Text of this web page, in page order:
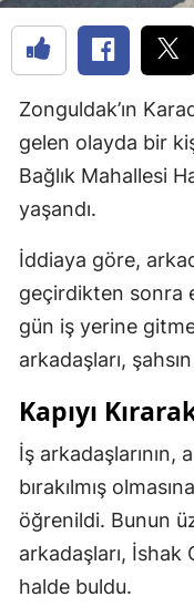
Zonguldak’ın
gelen olayda bir
Bağlık Mahallesi
yaşandı.
İddiaya göre,
geçirdikten sonra
gün iş yerine
arkadaşları,
Kapıyı
İş arkadaşlarının,
bırakılmış
öğrenildi. Bunun
arkadaşları, İshak
halde buldu.